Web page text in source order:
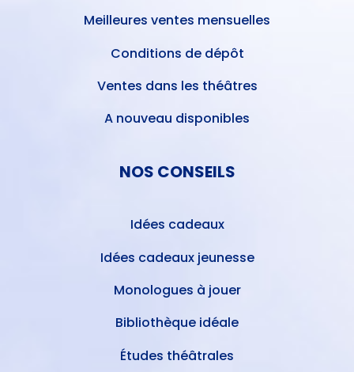
Meilleures ventes mensuelles
Conditions de dépôt
Ventes dans les théâtres
A nouveau disponibles
NOS CONSEILS
Idées cadeaux
Idées cadeaux jeunesse
Monologues à jouer
Bibliothèque idéale
Études théâtrales